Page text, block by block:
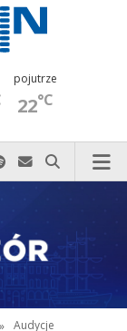
pojutrze
22°C
zadzwoń
u
X
nas na Instagram-ie
nas na TikTok-u
Szukaj nas na Spotify
Wyślij do nas
Szukaj
» Audycje